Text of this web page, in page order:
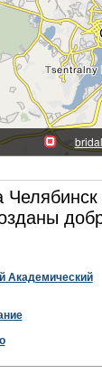
Академический